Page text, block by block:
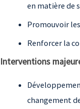
en matière de
Promouvoir
Renforcer la
Interventions
changement